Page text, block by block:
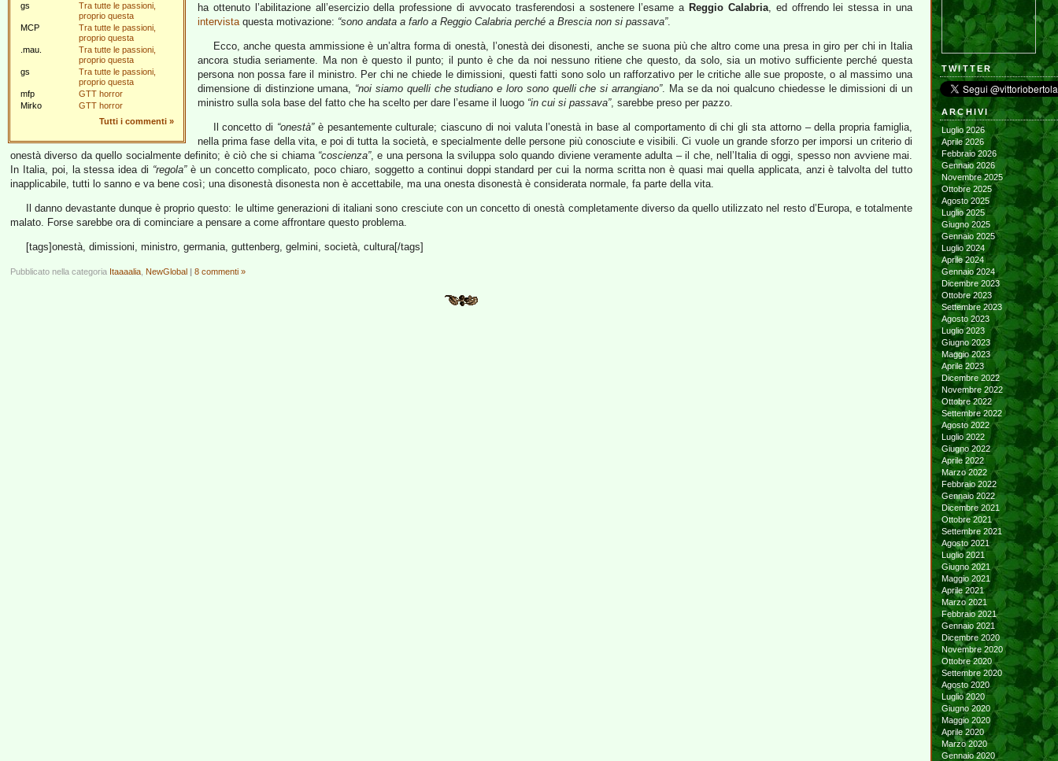
gs
Tra tutte le passioni,
proprio questa
MCP
Tra tutte le passioni,
proprio questa
.mau.
Tra tutte le passioni,
proprio questa
gs
Tra tutte le passioni,
proprio questa
mfp
GTT horror
Mirko
GTT horror
Tutti i commenti »
ha ottenuto l’abilitazione all’esercizio della professione di avvocato trasferendosi a sostenere l’esame a Reggio Calabria, ed offrendo lei stessa in una
intervistaquesta motivazione: “sono andata a farlo a Reggio Calabria perché a Brescia non si passava”.
Ecco, anche questa ammissione è un’altra forma di onestà, l’onestà dei disonesti, anche se suona più che altro come una presa in giro per chi in Italia
ancora studia seriamente. Ma non è questo il punto; il punto è che da noi nessuno ritiene che questo, da solo, sia un motivo sufficiente perché questa
persona non possa fare il ministro. Per chi ne chiede le dimissioni, questi fatti sono solo un rafforzativo per le critiche alle sue proposte, o al massimo una
dimensione di distinzione umana, “noi siamo quelli che studiano e loro sono quelli che si arrangiano”. Ma se da noi qualcuno chiedesse le dimissioni di un
ministro sulla sola base del fatto che ha scelto per dare l’esame il luogo “in cui si passava”, sarebbe preso per pazzo.
Il concetto di “onestà”è pesantemente culturale; ciascuno di noi valuta l’onestà in base al comportamento di chi gli sta attorno – della propria famiglia,
nella prima fase della vita, e poi di tutta la società, e specialmente delle persone più conosciute e visibili. Ci vuole un grande sforzo per imporsi un criterio di
onestà diverso da quello socialmente definito; è ciò che si chiama “coscienza”, e una persona la sviluppa solo quando diviene veramente adulta – il che, nell’Italia di oggi, spesso non avviene mai.
In Italia, poi, la stessa idea di “regola”è un concetto complicato, poco chiaro, soggetto a continui doppi standard per cui la norma scritta non è quasi mai quella applicata, anzi è talvolta del tutto
inapplicabile, tutti lo sanno e va bene così; una disonestà disonesta non è accettabile, ma una onesta disonestà è considerata normale, fa parte della vita.
Il danno devastante dunque è proprio questo: le ultime generazioni di italiani sono cresciute con un concetto di onestà completamente diverso da quello utilizzato nel resto d’Europa, e totalmente
malato. Forse sarebbe ora di cominciare a pensare a come affrontare questo problema.
[tags]onestà, dimissioni, ministro, germania, guttenberg, gelmini, società, cultura[/tags]
Pubblicato nella categoria Itaaaalia NewGlobal | 8 commenti »
TWITTER
ARCHIVI
Luglio 2026
Aprile 2026
Febbraio 2026
Gennaio 2026
Novembre 2025
Ottobre 2025
Agosto 2025
Luglio 2025
Giugno 2025
Gennaio 2025
Luglio 2024
Aprile 2024
Gennaio 2024
Dicembre 2023
Ottobre 2023
Settembre 2023
Agosto 2023
Luglio 2023
Giugno 2023
Maggio 2023
Aprile 2023
Dicembre 2022
Novembre 2022
Ottobre 2022
Settembre 2022
Agosto 2022
Luglio 2022
Giugno 2022
Aprile 2022
Marzo 2022
Febbraio 2022
Gennaio 2022
Dicembre 2021
Ottobre 2021
Settembre 2021
Agosto 2021
Luglio 2021
Giugno 2021
Maggio 2021
Aprile 2021
Marzo 2021
Febbraio 2021
Gennaio 2021
Dicembre 2020
Novembre 2020
Ottobre 2020
Settembre 2020
Agosto 2020
Luglio 2020
Giugno 2020
Maggio 2020
Aprile 2020
Marzo 2020
Gennaio 2020